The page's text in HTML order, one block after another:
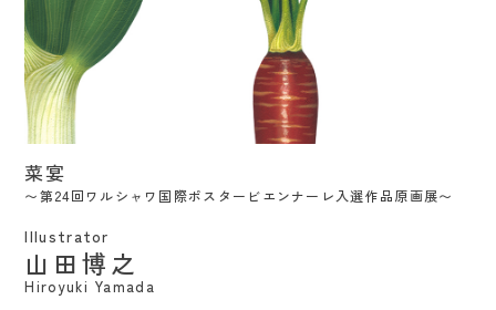
菜宴
〜第24回ワルシャワ国際ポスタービエンナーレ入選作品原画展〜
Illustrator
山田博之
Hiroyuki Yamada